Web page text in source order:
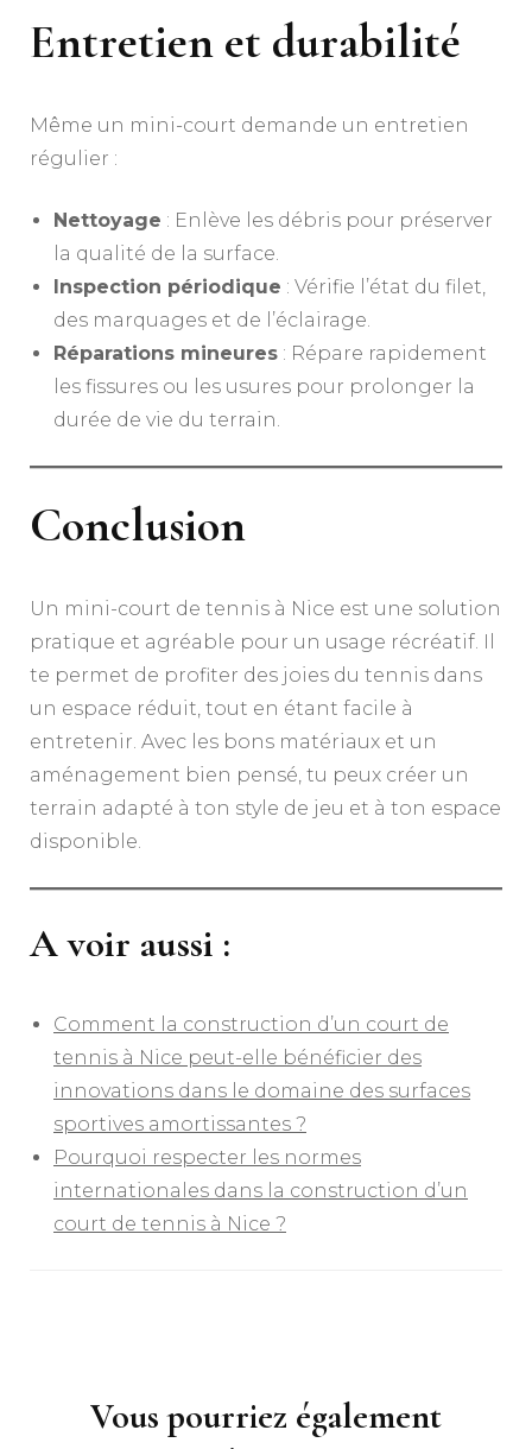
Entretien et durabilité
Même un mini-court demande un entretien
régulier :
Nettoyage : Enlève les débris pour préserver
la qualité de la surface.
Inspection périodique : Vérifie l’état du filet,
des marquages et de l’éclairage.
Réparations mineures : Répare rapidement
les fissures ou les usures pour prolonger la
durée de vie du terrain.
Conclusion
Un mini-court de tennis à Nice est une solution
pratique et agréable pour un usage récréatif. Il
te permet de profiter des joies du tennis dans
un espace réduit, tout en étant facile à
entretenir. Avec les bons matériaux et un
aménagement bien pensé, tu peux créer un
terrain adapté à ton style de jeu et à ton espace
disponible.
A voir aussi :
Comment la construction d’un court de
tennis à Nice peut-elle bénéficier des
innovations dans le domaine des surfaces
sportives amortissantes ?
Pourquoi respecter les normes
internationales dans la construction d’un
court de tennis à Nice ?
Vous pourriez également